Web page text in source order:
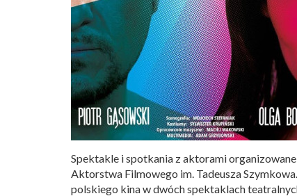
Spektakle i spotkania z aktorami
Aktorstwa Filmowego im. Tadeusza
polskiego kina w dwóch spektaklach